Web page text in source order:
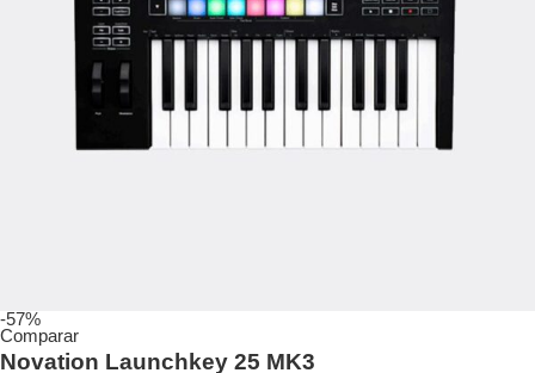
-57%
Comparar
Novation Launchkey 25 MK3